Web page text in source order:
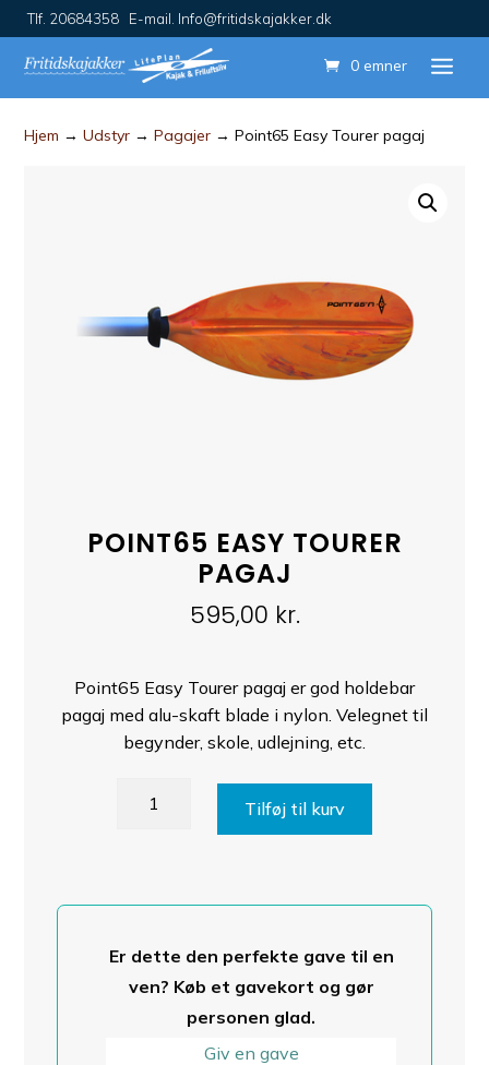
Tlf. 20684358 E-mail. Info@fritidskajakker.dk
0 emner
Hjem →Udstyr →Pagajer → Point65 Easy Tourer pagaj
POINT65 EASY TOURER
PAGAJ
595,00 kr.
Point65 Easy Tourer pagaj er god holdebar
pagaj med alu-skaft blade i nylon. Velegnet til
begynder, skole, udlejning, etc.
Tilføj til kurv
Er dette den perfekte gave til en
ven? Køb et gavekort og gør
personen glad.
Giv en gave